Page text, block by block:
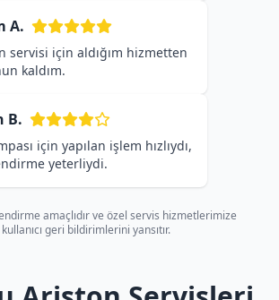
A.
servisi için aldığım hizmetten
kaldım.
B.
için yapılan işlem hızlıydı,
yeterliydi.
amaçlıdır ve özel servis hizmetlerimize
geri bildirimlerini yansıtır.